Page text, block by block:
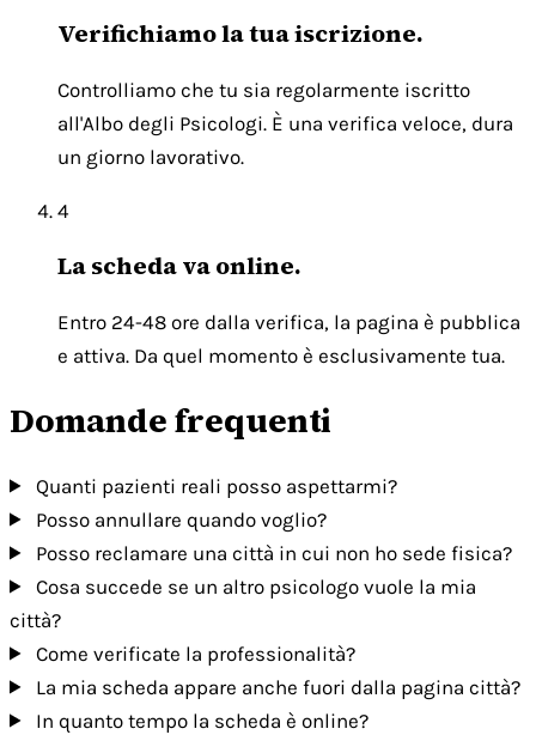
Verifichiamo la tua iscrizione.
Controlliamo che tu sia regolarmente iscritto
all'Albo degli Psicologi. È una verifica veloce, dura
un giorno lavorativo.
4
La scheda va online.
Entro 24-48 ore dalla verifica, la pagina è pubblica
e attiva. Da quel momento è esclusivamente tua.
Domande frequenti
Quanti pazienti reali posso aspettarmi?
Posso annullare quando voglio?
Posso reclamare una città in cui non ho sede fisica?
Cosa succede se un altro psicologo vuole la mia
città?
Come verificate la professionalità?
La mia scheda appare anche fuori dalla pagina città?
In quanto tempo la scheda è online?